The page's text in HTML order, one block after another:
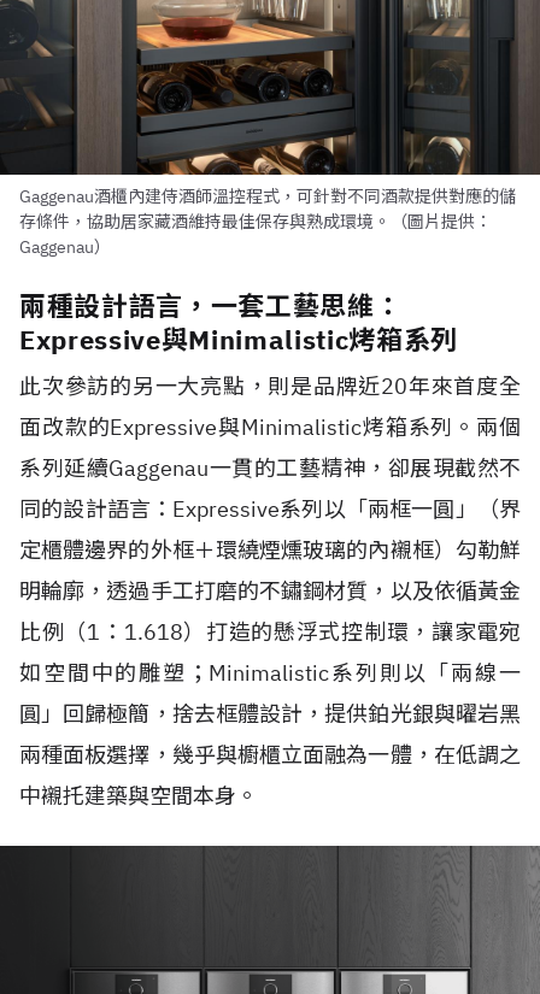
Gaggenau酒櫃內建侍酒師溫控程式，可針對不同酒款提供對應的儲
存條件，協助居家藏酒維持最佳保存與熟成環境。（圖片提供：
Gaggenau）
兩種設計語言，一套工藝思維：
Expressive與Minimalistic烤箱系列
此次參訪的另一大亮點，則是品牌近20年來首度全
面改款的Expressive與Minimalistic烤箱系列。兩個
系列延續Gaggenau一貫的工藝精神，卻展現截然不
同的設計語言：Expressive系列以「兩框一圓」（界
定櫃體邊界的外框＋環繞煙燻玻璃的內襯框）勾勒鮮
明輪廓，透過手工打磨的不鏽鋼材質，以及依循黃金
比例（1：1.618）打造的懸浮式控制環，讓家電宛
如空間中的雕塑；Minimalistic系列則以「兩線一
圓」回歸極簡，捨去框體設計，提供鉑光銀與曜岩黑
兩種面板選擇，幾乎與櫥櫃立面融為一體，在低調之
中襯托建築與空間本身。